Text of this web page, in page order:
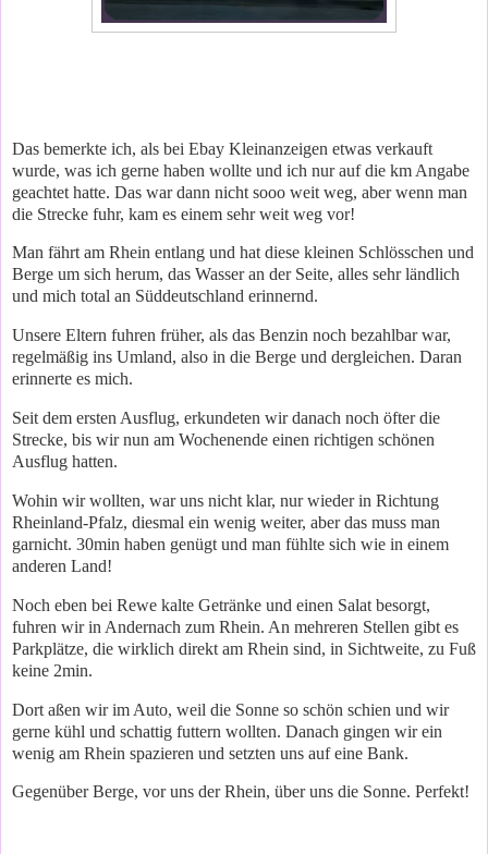
Das bemerkte ich, als bei Ebay Kleinanzeigen etwas verkauft
wurde, was ich gerne haben wollte und ich nur auf die km Angabe
geachtet hatte. Das war dann nicht sooo weit weg, aber wenn man
die Strecke fuhr, kam es einem sehr weit weg vor!
Man fährt am Rhein entlang und hat diese kleinen Schlösschen und
Berge um sich herum, das Wasser an der Seite, alles sehr ländlich
und mich total an Süddeutschland erinnernd.
Unsere Eltern fuhren früher, als das Benzin noch bezahlbar war,
regelmäßig ins Umland, also in die Berge und dergleichen. Daran
erinnerte es mich.
Seit dem ersten Ausflug, erkundeten wir danach noch öfter die
Strecke, bis wir nun am Wochenende einen richtigen schönen
Ausflug hatten.
Wohin wir wollten, war uns nicht klar, nur wieder in Richtung
Rheinland-Pfalz, diesmal ein wenig weiter, aber das muss man
garnicht. 30min haben genügt und man fühlte sich wie in einem
anderen Land!
Noch eben bei Rewe kalte Getränke und einen Salat besorgt,
fuhren wir in Andernach zum Rhein. An mehreren Stellen gibt es
Parkplätze, die wirklich direkt am Rhein sind, in Sichtweite, zu Fuß
keine 2min.
Dort aßen wir im Auto, weil die Sonne so schön schien und wir
gerne kühl und schattig futtern wollten. Danach gingen wir ein
wenig am Rhein spazieren und setzten uns auf eine Bank.
Gegenüber Berge, vor uns der Rhein, über uns die Sonne. Perfekt!